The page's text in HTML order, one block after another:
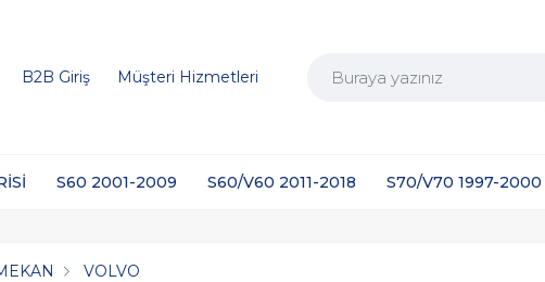
B2B Giriş Müşteri Hizmetleri
S60 2001-2009 S60/V60 2011-2018 S70/V70 1997-2000
VOLVO